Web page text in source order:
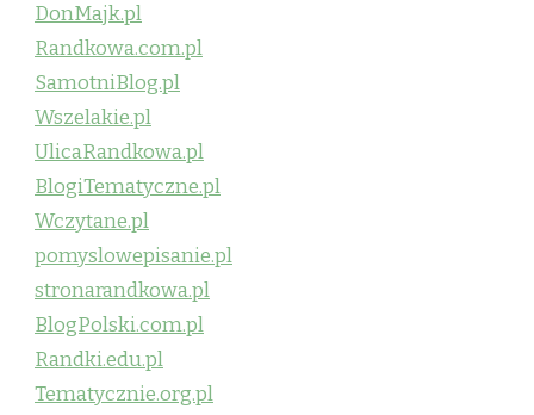
DonMajk.pl
Randkowa.com.pl
SamotniBlog.pl
Wszelakie.pl
UlicaRandkowa.pl
BlogiTematyczne.pl
Wczytane.pl
pomyslowepisanie.pl
stronarandkowa.pl
BlogPolski.com.pl
Randki.edu.pl
Tematycznie.org.pl